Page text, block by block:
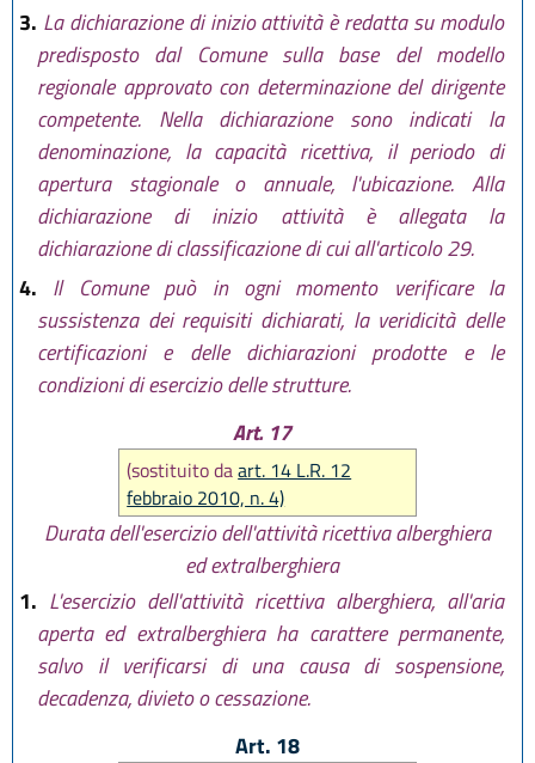
3. La dichiarazione di inizio attività è redatta su modulo
predisposto dal Comune sulla base del modello
regionale approvato con determinazione del dirigente
competente. Nella dichiarazione sono indicati la
denominazione, la capacità ricettiva, il periodo di
apertura stagionale o annuale, l'ubicazione. Alla
dichiarazione di inizio attività è allegata la
dichiarazione di classificazione di cui all'articolo 29.
4. Il Comune può in ogni momento verificare la
sussistenza dei requisiti dichiarati, la veridicità delle
certificazioni e delle dichiarazioni prodotte e le
condizioni di esercizio delle strutture.
Art. 17
(sostituito daart. 14 L.R. 12
febbraio 2010, n. 4)
Durata dell'esercizio dell'attività ricettiva alberghiera
ed extralberghiera
1. L'esercizio dell'attività ricettiva alberghiera, all'aria
aperta ed extralberghiera ha carattere permanente,
salvo il verificarsi di una causa di sospensione,
decadenza, divieto o cessazione.
Art. 18